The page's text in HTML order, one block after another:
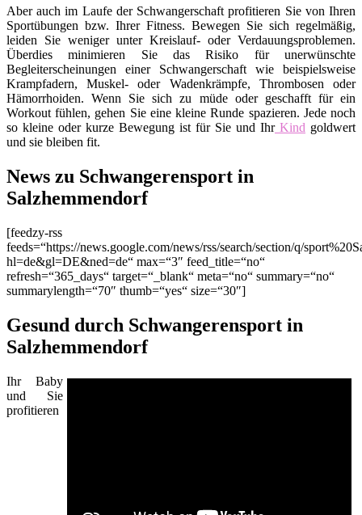
Aber auch im Laufe der Schwangerschaft profitieren Sie von Ihren
Sportübungen bzw. Ihrer Fitness. Bewegen Sie sich regelmäßig,
leiden Sie weniger unter Kreislauf- oder Verdauungsproblemen.
Überdies minimieren Sie das Risiko für unerwünschte
Begleiterscheinungen einer Schwangerschaft wie beispielsweise
Krampfadern, Muskel- oder Wadenkrämpfe, Thrombosen oder
Hämorrhoiden. Wenn Sie sich zu müde oder geschafft für ein
Workout fühlen, gehen Sie eine kleine Runde spazieren. Jede noch
so kleine oder kurze Bewegung ist für Sie und IhrKind goldwert
und sie bleiben fit.
News zu Schwangerensport in
Salzhemmendorf
[feedzy-rss
feeds=“https://news.google.com/news/rss/search/section/q/
hl=de&gl=DE&ned=de“ max=“3″ feed_title=“no“
refresh=“365_days“ target=“_blank“ meta=“no“ summary=“no“
summarylength=“70″ thumb=“yes“ size=“30″]
Gesund durch Schwangerensport in
Salzhemmendorf
Ihr Baby
und Sie
profitieren